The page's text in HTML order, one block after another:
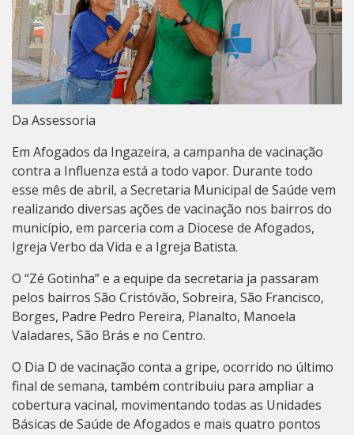
Da Assessoria
Em Afogados da Ingazeira, a campanha de vacinação
contra a Influenza está a todo vapor. Durante todo
esse mês de abril, a Secretaria Municipal de Saúde vem
realizando diversas ações de vacinação nos bairros do
município, em parceria com a Diocese de Afogados,
Igreja Verbo da Vida e a Igreja Batista.
O “Zé Gotinha” e a equipe da secretaria ja passaram
pelos bairros São Cristóvão, Sobreira, São Francisco,
Borges, Padre Pedro Pereira, Planalto, Manoela
Valadares, São Brás e no Centro.
O Dia D de vacinação conta a gripe, ocorrido no último
final de semana, também contribuiu para ampliar a
cobertura vacinal, movimentando todas as Unidades
Básicas de Saúde de Afogados e mais quatro pontos